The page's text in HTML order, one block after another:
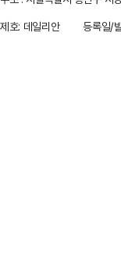
제호: 데일리안
등록일/